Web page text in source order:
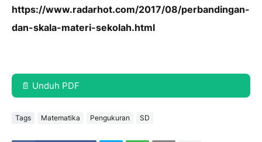
https://www.radarhot.com/2017/08/perbandingan-
dan-skala-materi-sekolah.html
📄 Unduh PDF
Tags Matematika Pengukuran SD